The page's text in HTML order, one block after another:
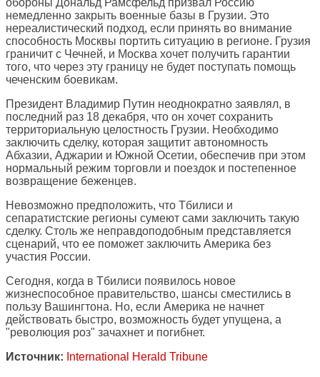
обороны Дональд Рамсфельд призвал Россию
немедленно закрыть военные базы в Грузии. Это
нереалистический подход, если принять во внимание
способность Москвы портить ситуацию в регионе. Грузия
граничит с Чечней, и Москва хочет получить гарантии
того, что через эту границу не будет поступать помощь
чеченским боевикам.
Президент Владимир Путин неоднократно заявлял, в
последний раз 18 декабря, что он хочет сохранить
территориальную целостность Грузии. Необходимо
заключить сделку, которая защитит автономность
Абхазии, Аджарии и Южной Осетии, обеспечив при этом
нормальный режим торговли и поездок и постепенное
возвращение беженцев.
Невозможно предположить, что Тбилиси и
сепаратистские регионы сумеют сами заключить такую
сделку. Столь же неправдоподобным представляется
сценарий, что ее поможет заключить Америка без
участия России.
Сегодня, когда в Тбилиси появилось новое
жизнеспособное правительство, шансы сместились в
пользу Вашингтона. Но, если Америка не начнет
действовать быстро, возможность будет упущена, а
"революция роз" зачахнет и погибнет.
Источник: International Herald Tribune